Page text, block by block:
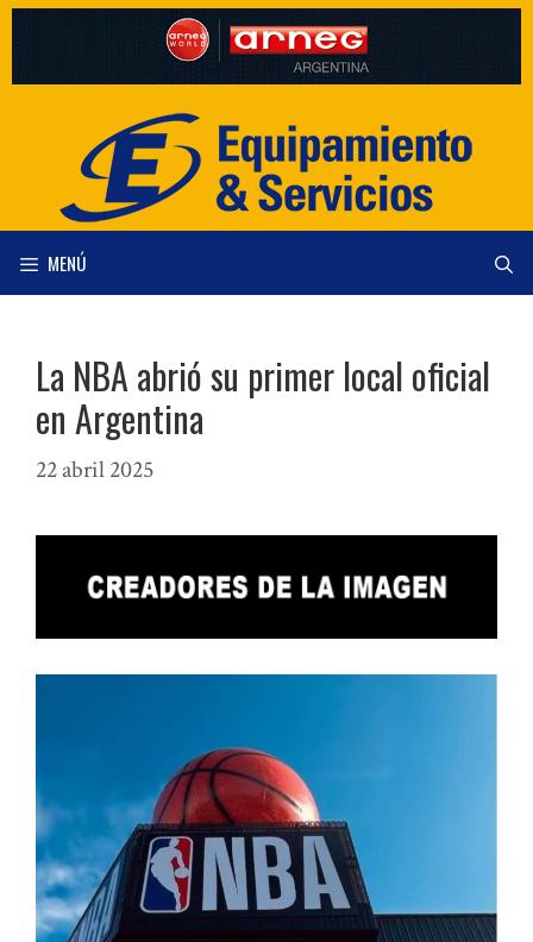
Saltar
contenido
MENÚ
La NBA abrió su primer local oficial
en Argentina
22 abril 2025